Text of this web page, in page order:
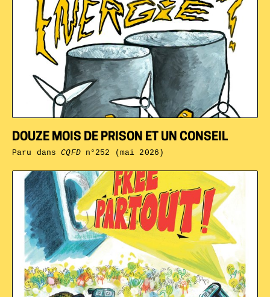
DOUZE MOIS DE PRISON ET UN CONSEIL
Paru dansCQFDn°252 (mai 2026)